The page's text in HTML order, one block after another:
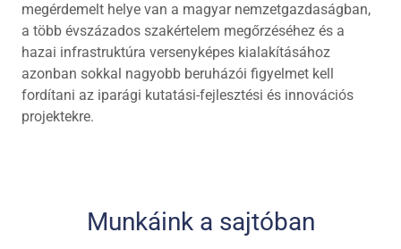
megérdemelt helye van a magyar nemzetgazdaságban,
a több évszázados szakértelem megőrzéséhez és a
hazai infrastruktúra versenyképes kialakításához
azonban sokkal nagyobb beruházói figyelmet kell
fordítani az iparági kutatási-fejlesztési és innovációs
projektekre.
Munkáink a sajtóban